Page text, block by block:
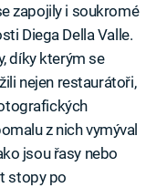
zapojily i soukromé
Diega Della Valle.
díky kterým se
nejen restaurátoři,
z nich vymýval
jsou řasy nebo
stopy po